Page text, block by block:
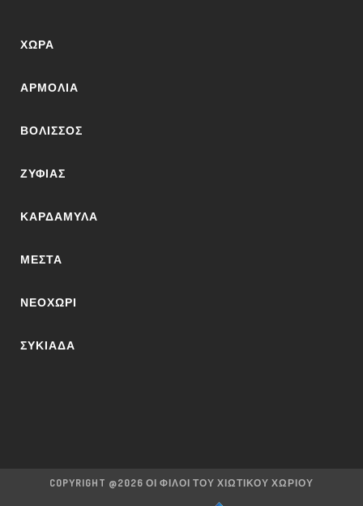
ΧΏΡΑ
ΑΡΜΌΛΙΑ
ΒΟΛΙΣΣΌΣ
ΖΥΦΙΆΣ
ΚΑΡΔΆΜΥΛΑ
ΜΕΣΤΆ
ΝΕΟΧΏΡΙ
ΣΥΚΙΆΔΑ
COPYRIGHT @2026 ΟΙ ΦΊΛΟΙ ΤΟΥ ΧΙΏΤΙΚΟΥ ΧΩΡΙΟΎ